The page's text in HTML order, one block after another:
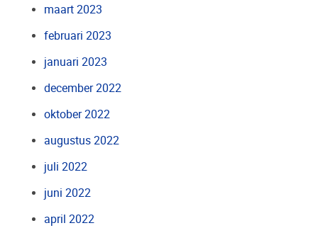
maart 2023
februari 2023
januari 2023
december 2022
oktober 2022
augustus 2022
juli 2022
juni 2022
april 2022